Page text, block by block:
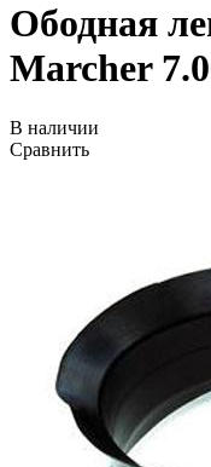
Ободная
Marcher
В наличии
Сравнить